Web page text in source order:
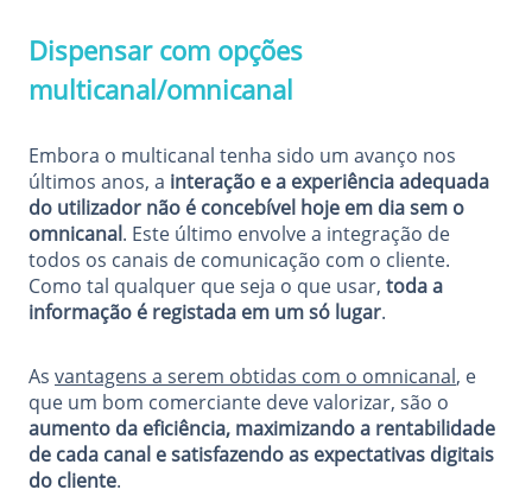
Dispensar com opções
multicanal/omnicanal
Embora o multicanal tenha sido um avanço nos
últimos anos, a interação e a experiência adequada
do utilizador não é concebível hoje em diasem o
omnicanal. Este último envolve a integração de
todos os canais de comunicação com o cliente.
Como tal qualquer que seja o que usar, toda a
informação é registada em um só lugar.
As vantagens a serem obtidas com o omnicanal, e
que um bom comerciante deve valorizar, são o
aumento da eficiência, maximizando a rentabilidade
de cada canal e satisfazendo as expectativas digitais
do cliente.